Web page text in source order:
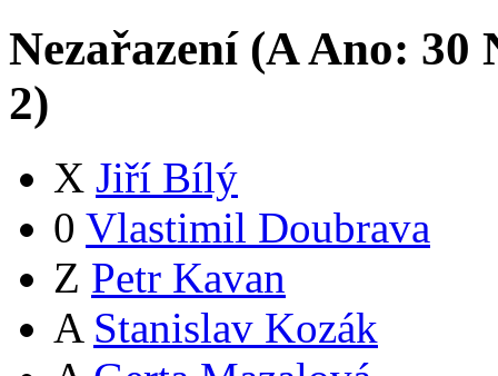
Nezařazení (AAno: 30
2)
X Jiří Bílý
0 Vlastimil Doubrava
Z Petr Kavan
A Stanislav Kozák